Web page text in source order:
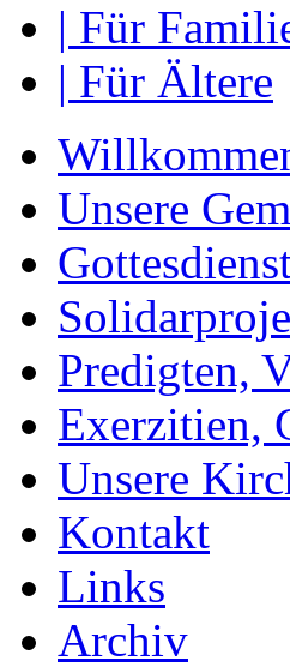
| Für
| Für Ältere
Unsere
Predigten,
Exerzitien,
Unsere
Kontakt
Links
Archiv